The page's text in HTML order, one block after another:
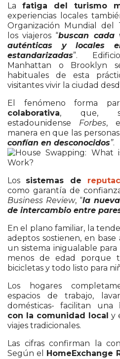
La fatiga del turismo
experiencias locales
Organización Mundial del
los viajeros “buscan cada
auténticas y locales
estandarizadas”.
Manhattan o Brooklyn
habituales de esta
visitantes vivir la ciudad
El fenómeno forma
colaborativa, que,
estadounidense Forbes,
manera en que las personas
confían en desconocidos”.
Los sistemas de
como garantía de
Business Review, “la
de intercambio entre
En el plano familiar, la
adeptos sostienen, en
un sistema inigualable
menos de edad porque
bicicletas y todo listo para
Los hogares
espacios de trabajo,
domésticas- facilitan una
con la comunidad local y
viajes tradicionales.
Las cifras confirman la
Según el HomeExchange